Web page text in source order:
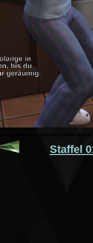
Staffel